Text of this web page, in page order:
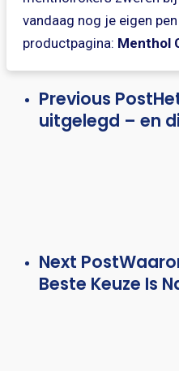
vandaag nog je eigen
productpagina: Menthol
Previous Post
uitgelegd – en
Next Post
Beste Keuze Is